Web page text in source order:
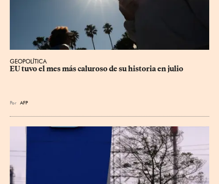
GEOPOLÍTICA
EU tuvo el mes más caluroso de su historia en julio
Por AFP